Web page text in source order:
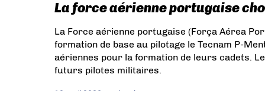
XLS+
Garmin G5000 GWX 8000
Taxi
Routing
Sikorsky S-76
CHALLENGER
GLOBAL
Airventure 2024
COMM
GTR 205R GTR 205x
Oshkosh
VHF
Gstaad RAFALE Video FFS
G550
SIMULATEUR DE VOL
Bizjets
La force aérienne portugaise
La Force aérienne portugaise (Força Aérea
formation de base au pilotage le Tecnam P-
aériennes pour la formation de leurs cadets.
futurs pilotes militaires.